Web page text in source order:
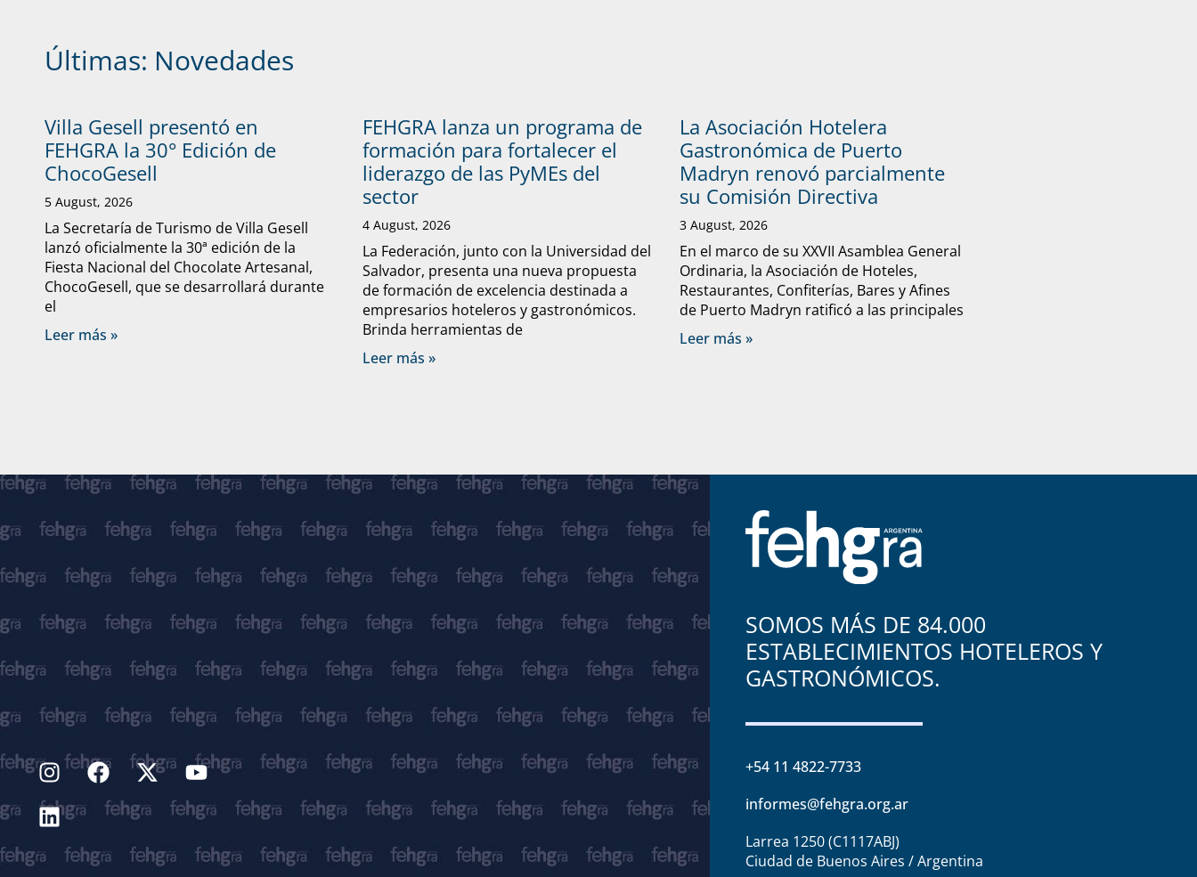
Últimas: Novedades
Villa Gesell presentó en
FEHGRA la 30° Edición de
ChocoGesell
5 August, 2026
La Secretaría de Turismo de Villa Gesell
lanzó oficialmente la 30ª edición de la
Fiesta Nacional del Chocolate Artesanal,
ChocoGesell, que se desarrollará durante
el
Leer más »
FEHGRA lanza un programa de
formación para fortalecer el
liderazgo de las PyMEs del
sector
4 August, 2026
La Federación, junto con la Universidad del
Salvador, presenta una nueva propuesta
de formación de excelencia destinada a
empresarios hoteleros y gastronómicos.
Brinda herramientas de
Leer más »
La Asociación Hotelera
Gastronómica de Puerto
Madryn renovó parcialmente
su Comisión Directiva
3 August, 2026
En el marco de su XXVII Asamblea General
Ordinaria, la Asociación de Hoteles,
Restaurantes, Confiterías, Bares y Afines
de Puerto Madryn ratificó a las principales
Leer más »
SOMOS MÁS DE 84.000
ESTABLECIMIENTOS HOTELEROS Y
GASTRONÓMICOS.
+54 11 4822-7733
informes@fehgra.org.ar
Larrea 1250 (C1117ABJ)
Ciudad de Buenos Aires / Argentina